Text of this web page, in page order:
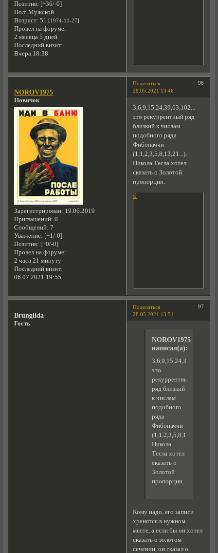
Позитив: [+36/-0]
Пол: Мужской
Возраст: 51[1974-11-27]
Провел на форуме:
2 месяца 5 дней
Последний визит:
Вчера 18:38
Поделиться
96
28.05.2021 13:46
NOROV1975
Новичок
Зарегистрирован: 19.06.2019
Приглашений: 0
Сообщений: 7
Уважение: [+1/-0]
Позитив: [+0/-0]
Провел на форуме:
2 часа 21 минуту
Последний визит:
06.07.2021 19:55
3,6,9,15,24,39,63,102...
это рекуррентный ряд
близкий к числам
подобного ряда
Фибоначчи
(1,1,2,3,5,8,13,21...).
Никола Тесла хотел
сказать о Золотой
пропорции.
0
Поделиться
97
28.05.2021 13:51
Brungilda
Гость
NOROV1975
написал(а):
3,6,9,15,24,39,63,102...
это
рекуррентный
ряд близкий
к числам
подобного
ряда
Фибоначчи
(1,1,2,3,5,8,13,21...).
Никола
Тесла хотел
сказать о
Золотой
пропорции.
Кому надо, его записи
хранятся в нужном
месте, а если бы он хотел
сказать о золотом
сечении, он сказал о